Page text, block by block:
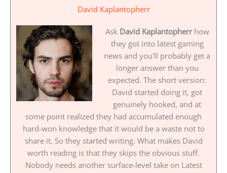
David Kaplantopherr
Ask David Kaplantopherrhow
they got into latest gaming
news and you'll probably get a
longer answer than you
expected. The short version:
David started doing it, got
genuinely hooked, and at
some point realized they had accumulated enough
hard-won knowledge that it would be a waste not to
share it. So they started writing. What makes David
worth reading is that they skips the obvious stuff.
Nobody needs another surface-level take on Latest